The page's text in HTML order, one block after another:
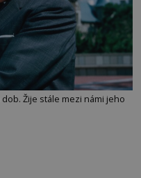
Žije stále mezi námi jeho